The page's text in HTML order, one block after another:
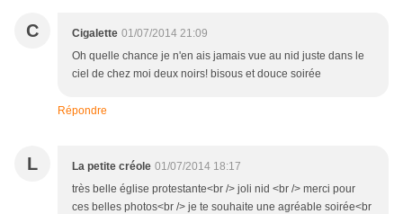
C Cigalette 01/07/2014 21:09
Oh quelle chance je n'en ais jamais vue au nid juste dans le
ciel de chez moi deux noirs! bisous et douce soirée
Répondre
L La petite créole 01/07/2014 18:17
très belle église protestante<br /> joli nid <br /> merci pour
ces belles photos<br /> je te souhaite une agréable soirée<br